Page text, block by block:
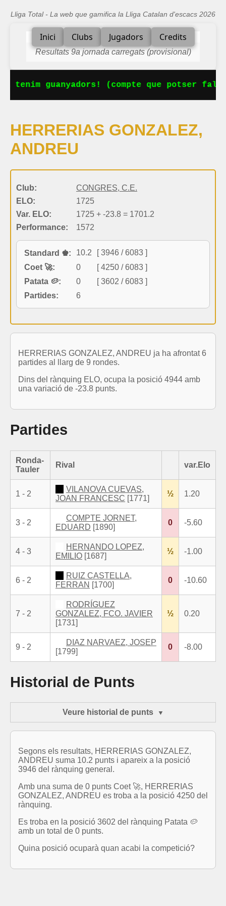
Lliga Total - La web que gamifica la Lliga Catalan d'escacs 2026
Inici Clubs Jugadors Credits
Resultats 9a jornada carregats (provisional)
tenim guanyadors! (compte que potser
HERRERIAS GONZALEZ,
ANDREU
Club:
CONGRES, C.E.
ELO:
1725
Var. ELO:
1725 + -23.8 = 1701.2
Performance:
1572
Standard ♚: 10.2
[ 3946 / 6083 ]
Coet 🚀:
0
[ 4250 / 6083 ]
Patata 🥔:
0
[ 3602 / 6083 ]
Partides:
6
HERRERIAS GONZALEZ, ANDREU ja ha afrontat 6
partides al llarg de 9 rondes.
Dins del rànquing ELO, ocupa la posició 4944 amb
una variació de -23.8 punts.
Partides
Ronda-
Tauler
Rival var.Elo
1 - 2
VILANOVA CUEVAS,
JOAN FRANCESC [1771]
½ 1.20
3 - 2
COMPTE JORNET,
EDUARD [1890]
0 -5.60
4 - 3
HERNANDO LOPEZ,
EMILIO [1687]
½ -1.00
6 - 2
RUIZ CASTELLA,
FERRAN [1700]
0 -10.60
7 - 2
RODRÍGUEZ
GONZALEZ, FCO. JAVIER
[1731]
½ 0.20
9 - 2
DIAZ NARVAEZ, JOSEP
[1799]
0 -8.00
Historial de Punts
Veure historial de punts
Segons els resultats, HERRERIAS GONZALEZ,
ANDREU suma 10.2 punts i apareix a la posició
3946 del rànquing general.
Amb una suma de 0 punts Coet 🚀, HERRERIAS
GONZALEZ, ANDREU es troba a la posició 4250 del
rànquing.
Es troba en la posició 3602 del rànquing Patata 🥔
amb un total de 0 punts.
Quina posició ocuparà quan acabi la competició?